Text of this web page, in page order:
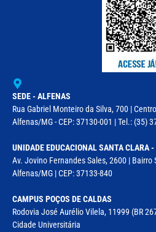
SEDE - ALFENAS
Rua Gabriel Monteiro da Silva, 700 | Centro
Alfenas/MG - CEP: 37130-001 | Tel.: (35)
UNIDADE EDUCACIONAL SANTA CLARA
Av. Jovino Fernandes Sales, 2600 | Bairro
Alfenas/MG | CEP: 37133-840
CAMPUS POÇOS DE CALDAS
Rodovia José Aurélio Vilela, 11999 (BR
Cidade Universitária